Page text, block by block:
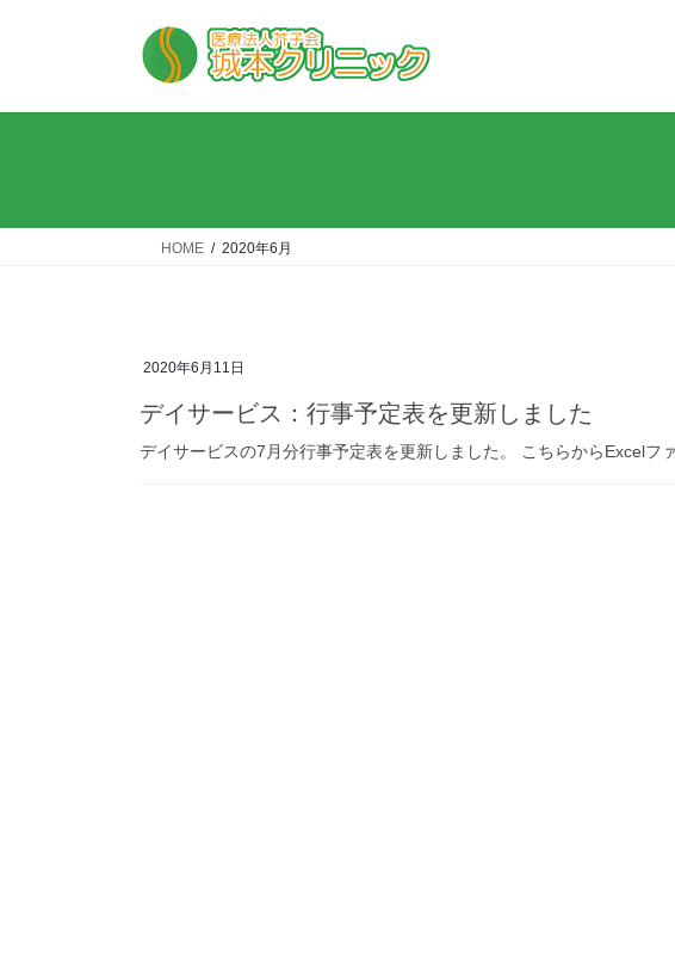
HOME 2020年6月
2020年6月11日
デイサービス：行事予定表を更新しました
デイサービスの7月分行事予定表を更新しました。 こちらからExcelフ